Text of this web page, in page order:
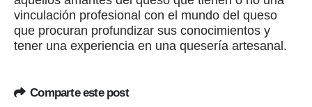
vinculación profesional con el mundo del queso
que procuran profundizar sus conocimientos y
tener una experiencia en una quesería artesanal.
Comparte este post